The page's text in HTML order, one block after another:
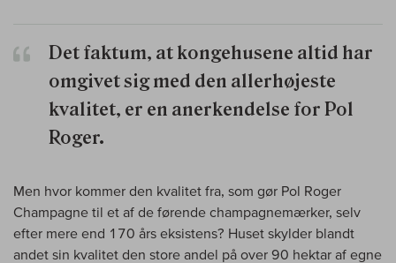
Det faktum, at kongehusene altid har
omgivet sig med den allerhøjeste
kvalitet, er en anerkendelse for Pol
Roger.
Men hvor kommer den kvalitet fra, som gør Pol Roger
Champagne til et af de førende champagnemærker, selv
efter mere end 170 års eksistens? Huset skylder blandt
andet sin kvalitet den store andel på over 90 hektar af egne